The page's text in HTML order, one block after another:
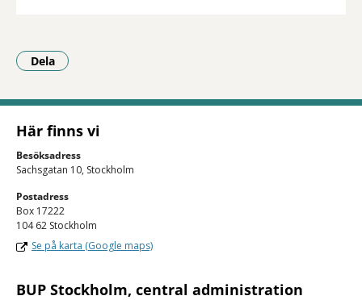
Dela
- Klicka för att öppna delningsalternativ.
Här finns vi
Besöksadress
Sachsgatan 10, Stockholm
Postadress
Box 17222
104 62 Stockholm
Se på karta (Google maps)
BUP Stockholm, central administration